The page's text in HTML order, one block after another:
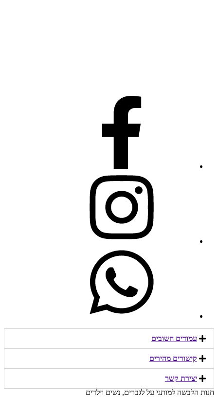
עמודים חשובים
קישורים מהירים​
יצירת קשר​
חנות הלבשה למותגי על לגברים, נשים וילדים